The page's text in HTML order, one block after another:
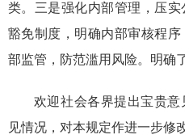
类。三是强化内部管理， 压实
豁免制度，明确内部审核程序
部监管，防范滥用风险。明确
欢迎社会各界提出宝贵
见情况，对本规定作进一步修